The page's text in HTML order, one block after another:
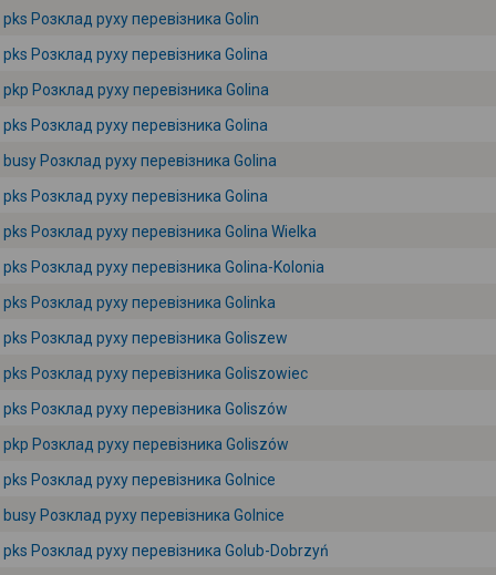
pks Розклад руху перевізника Golin
pks Розклад руху перевізника Golina
pkp Розклад руху перевізника Golina
pks Розклад руху перевізника Golina
busy Розклад руху перевізника Golina
pks Розклад руху перевізника Golina
pks Розклад руху перевізника Golina Wielka
pks Розклад руху перевізника Golina-Kolonia
pks Розклад руху перевізника Golinka
pks Розклад руху перевізника Goliszew
pks Розклад руху перевізника Goliszowiec
pks Розклад руху перевізника Goliszów
pkp Розклад руху перевізника Goliszów
pks Розклад руху перевізника Golnice
busy Розклад руху перевізника Golnice
pks Розклад руху перевізника Golub-Dobrzyń